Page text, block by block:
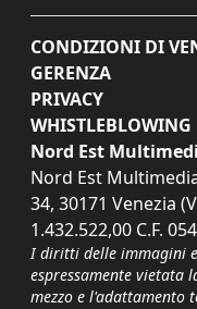
CONDIZIONI DI
GERENZA
PRIVACY
WHISTLEBLOWING
Nord Est
Nord Est
34, 30171 Venezia
1.432.522,00 C.F.
I diritti delle immagini
espressamente vietata
mezzo e l'adattamento